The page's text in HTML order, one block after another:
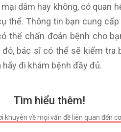
dâm hay không, có quan
thể. Thông tin bạn cung
thể chẩn đoán bệnh cho
bác sĩ có thể sẽ kiểm tra
đi khám bệnh đầy đủ.
Tìm hiểu thêm!
về mọi vấn đề liên quan đến